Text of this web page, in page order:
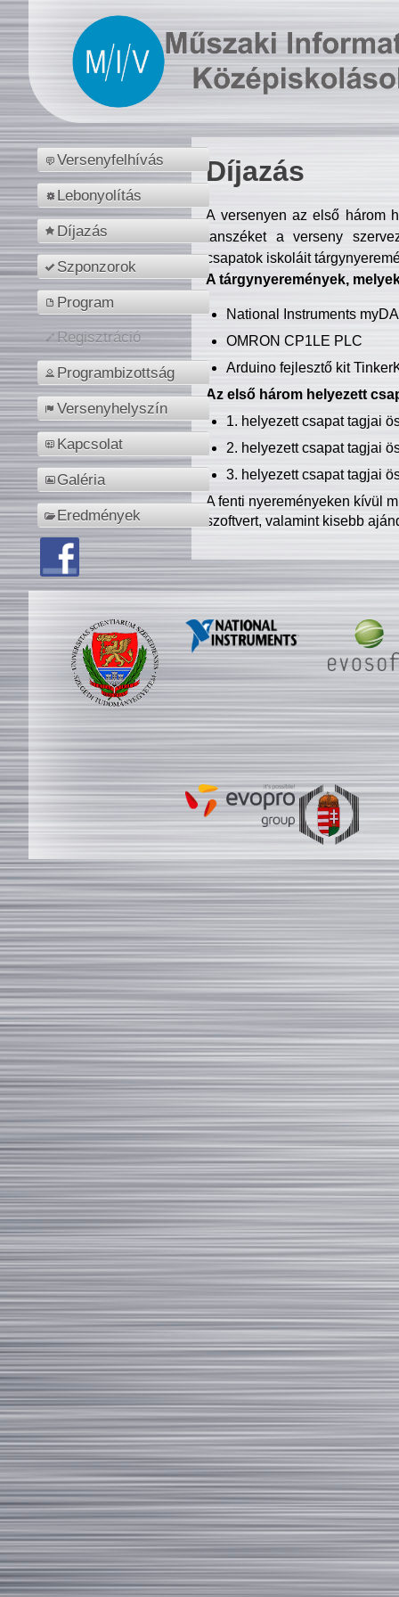
Versenyfelhívás
Lebonyolítás
Díjazás
Szponzorok
Program
Regisztráció
Programbizottság
Versenyhelyszín
Kapcsolat
Galéria
Eredmények
Díjazás
A versenyen az első három
tanszéket a verseny
csapatok iskoláit
A tárgynyeremények,
National Instruments
OMRON CP1LE PLC
Arduino fejlesztő kit
Az első három helyezett
1. helyezett csapat tagjai
2. helyezett csapat tagjai
3. helyezett csapat tagjai
A fenti nyereményeken kívül
szoftvert, valamint kisebb